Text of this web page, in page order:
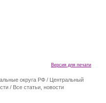
Версия для печати
округа РФ / Центральный
/ Все статьи, новости